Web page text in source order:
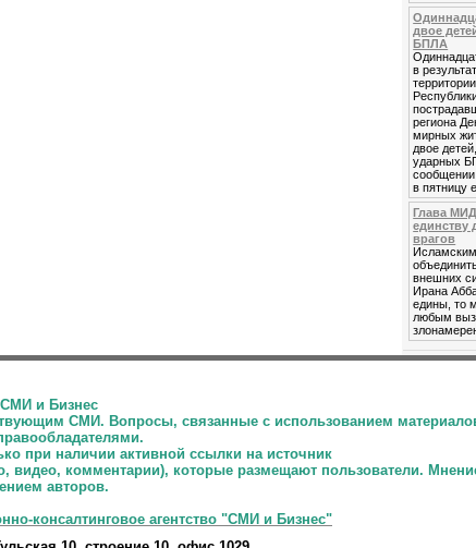
двое
БПЛА
в
региона
мирных
двое
ударных
в пятницу
Глава
единству
врагов
внешних
Ирана
едины, то
любым
СМИ и Бизнес
СМИ. Вопросы, связанные с использованием
при наличии активной ссылки на источник
видео, комментарии), которые размещают пользователи.
авторов.
консалтинговое агентство "СМИ и Бизнес"